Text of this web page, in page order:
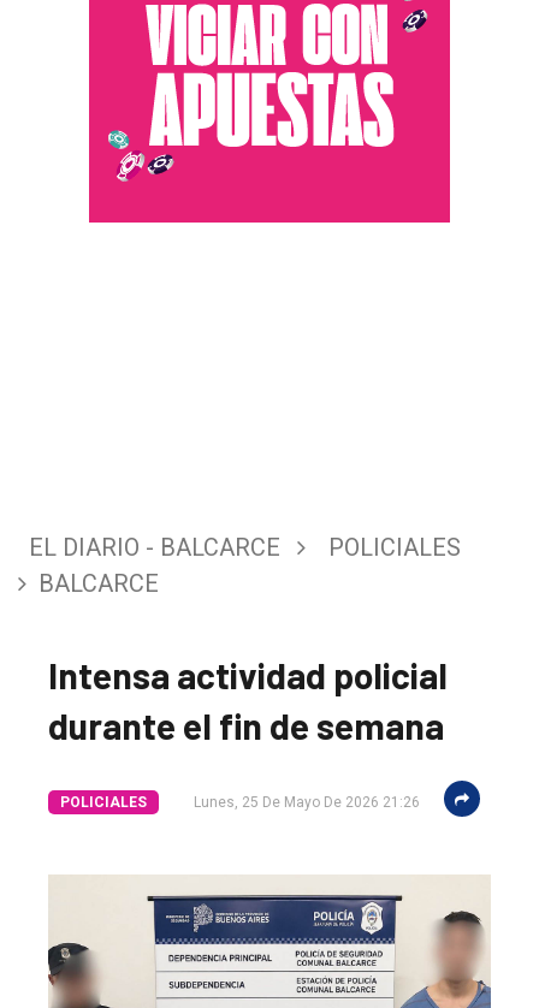
EL DIARIO - BALCARCE
POLICIALES
BALCARCE
Intensa actividad policial
durante el fin de semana
POLICIALES Lunes, 25 De Mayo De 2026 21:26